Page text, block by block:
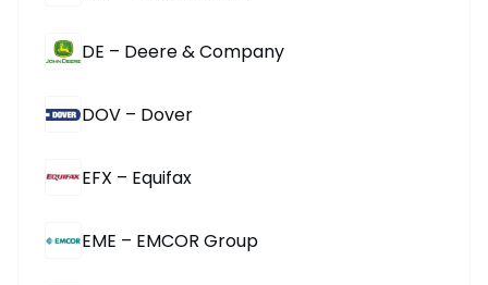
DE – Deere & Company
DOV – Dover
EFX – Equifax
EME – EMCOR Group